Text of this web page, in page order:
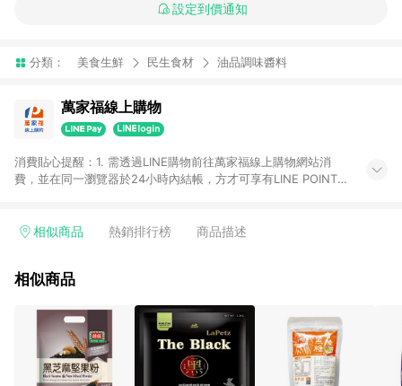
設定到價通知
分類： 美食生鮮 民生食材 油品調味醬料
萬家福線上購物
消費貼心提醒：1. 需透過LINE購物前往萬家福線上購物網站消
費，並在同一瀏覽器於24小時內結帳，方才可享有LINE POINTS
4. 不具回饋資格種類商品：電子禮券。 5. 回饋點數計算將排除訂
錄，相關問題請於保留時間內聯絡客服中心，並由康達盛通生活
提供簡單、快速、輕鬆的購物流程及體驗，將不定期推出精選、
話題性或期間限定商品來滿足您的喜好。
相似商品 熱銷排行榜 商品描述
相似商品